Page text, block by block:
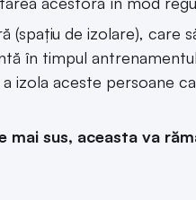
(spațiu de izolare), care
în timpul
izola aceste persoane
sus, aceasta va